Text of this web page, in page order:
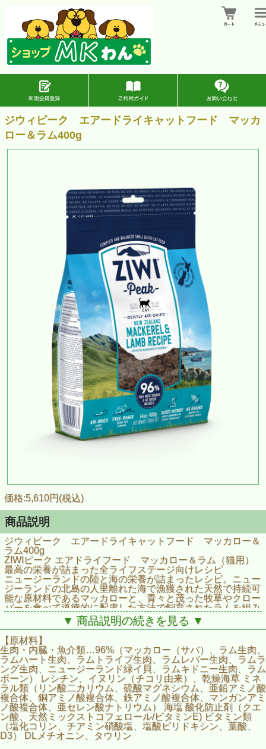
ジウィピーク エアードライキャットフード マッカ
ロー＆ラム400g
価格:5,610円(税込)
商品説明
ジウィピーク エアードライキャットフード マッカロー＆
ラム400g
ZIWIピーク エアドライフード マッカロー＆ラム（猫用）
最高の栄養が詰まった全ライフステージ向けレシピ
ニュージーランドの陸と海の栄養が詰まったレシピ。ニュー
ジーランドの北島の人里離れた海で漁獲された天然で持続可
能な原材料であるマッカローと、青々と茂った牧草やクロー
バーを食べて道徳的に配慮した方法で飼育されたラムを組み
合わせて作られています。どんなに好き嫌いの激しい猫も惹
きつける美味しい組み合わせです。
■エアドライ さっとすくってあげるだけ
■魚、 肉、内臓、ニュージーランド産緑イ貝
■丸ごとの天然マッカロー
■放し飼いで牧草飼育
■抗生物質、成長ホルモン不使用
■穀類、砂糖、グリセリン不使用
▼ 商品説明の続きを見る ▼
【原材料】
生肉・内臓・魚介類…96%（マッカロー（サバ）、ラム生肉、
ラムハート生肉、ラムトライプ生肉、ラムレバー生肉、ラムラ
ング生肉、ニュージーランド緑イ貝、ラムキドニー生肉、ラム
ボーン） レシチン、イヌリン（チコリ由来）、乾燥海草 ミネ
ラル類（リン酸二カリウム、硫酸マグネシウム、亜鉛アミノ酸
複合体、銅アミノ酸複合体、鉄アミノ酸複合体、マンガンアミ
ノ酸複合体、亜セレン酸ナトリウム） 海塩 酸化防止剤（クエ
ン酸、天然ミックストコフェロール/ビタミンE) ビタミン類
（塩化コリン、チアミン硝酸塩、塩酸ピリドキシン、葉酸、
D3） DLメチオニン、タウリン